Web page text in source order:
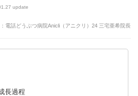
update
電話どうぶつ病院Anicli（アニクリ）24 三宅亜希院長
長過程